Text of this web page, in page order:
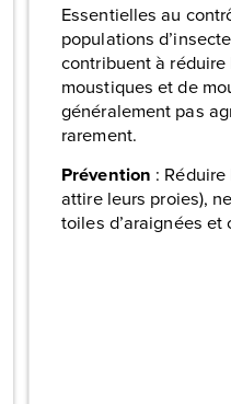
Essentielles au
populations
contribuent à
moustiques et de
généralement pas
rarement.
Prévention :
attire leurs proies),
toiles d’araignées